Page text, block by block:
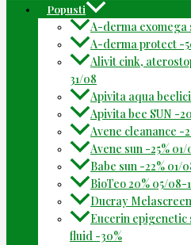
Popusti
A-derma exomega
A-derma protect -
Alivit cink,
31/08
Apivita aqua
Apivita bee SUN -
Avene cleanance -
Avene sun -25%
Babe sun -22% 01/
BioTeo 20% 05/08-
Ducray
Eucerin
fluid -30%